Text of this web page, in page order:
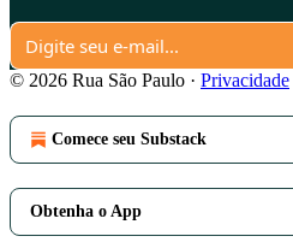
© 2026 Rua São Paulo · Privacidade
Comece seu Substack
Obtenha o App